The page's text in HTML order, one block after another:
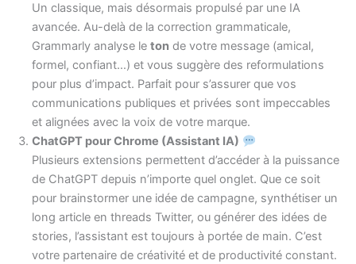
Un classique, mais désormais propulsé par une IA
avancée. Au-delà de la correction grammaticale,
Grammarly analyse le ton de votre message (amical,
formel, confiant…) et vous suggère des reformulations
pour plus d’impact. Parfait pour s’assurer que vos
communications publiques et privées sont impeccables
et alignées avec la voix de votre marque.
ChatGPT pour Chrome (Assistant IA)
Plusieurs extensions permettent d’accéder à la puissance
de ChatGPT depuis n’importe quel onglet. Que ce soit
pour brainstormer une idée de campagne, synthétiser un
long article en threads Twitter, ou générer des idées de
stories, l’assistant est toujours à portée de main. C’est
votre partenaire de créativité et de productivité constant.